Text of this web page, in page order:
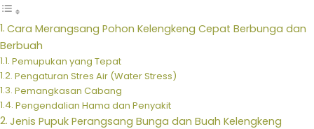
Cara Merangsang Pohon Kelengkeng Cepat Berbunga dan
Berbuah
Pemupukan yang Tepat
Pengaturan Stres Air (Water Stress)
Pemangkasan Cabang
Pengendalian Hama dan Penyakit
Jenis Pupuk Perangsang Bunga dan Buah Kelengkeng